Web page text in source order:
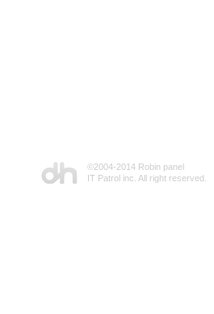
©2004-2014 Robin panel
IT Patrol inc. All right reserved.